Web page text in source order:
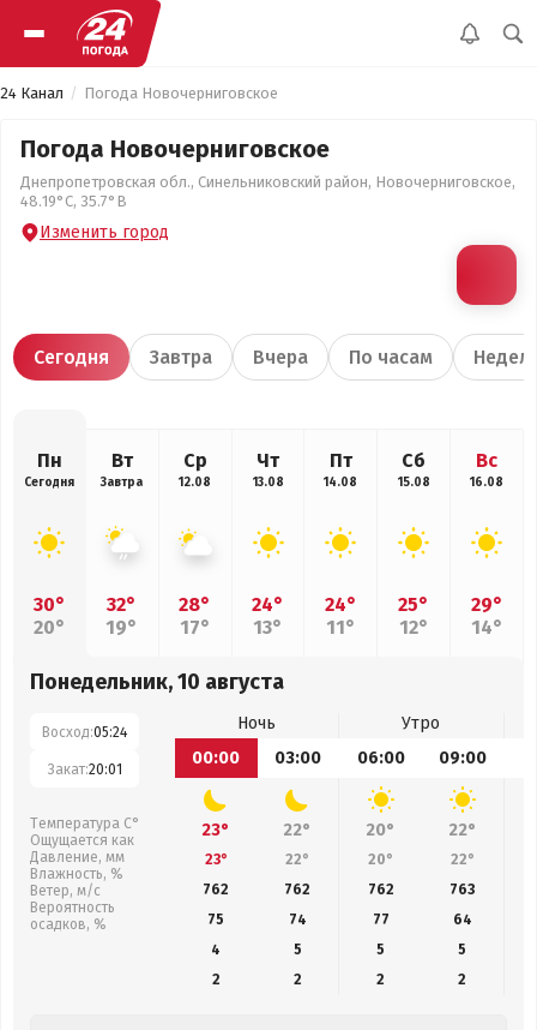
24 Канал Погода Новочерниговское
Погода Новочерниговское
Днепропетровская обл., Синельниковский район, Новочерниговское,
48.19°С, 35.7°В
Изменить город
Сегодня Завтра Вчера По часам
Пн
Сегодня
30°
20°
Вт
Завтра
32°
19°
Ср
12.08
28°
17°
Чт
13.08
24°
13°
Пт
14.08
24°
11°
Сб
15.08
25°
12°
Вс
16.08
29°
14°
Понедельник, 10 августа
Восход:05:24
Закат:20:01
Температура С°
Ощущается как
Давление, мм
Влажность, %
Ветер, м/с
Вероятность
осадков, %
Ночь
Утро
00:00
03:00 06:00 09:00
23° 22° 20° 22°
23° 22° 20° 22°
762
762 762 763
75
74 77
64
4
5 5
5
2
2 2 2